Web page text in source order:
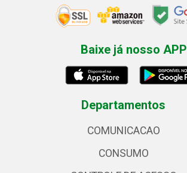
Baixe já nosso APP
Departamentos
COMUNICACAO
CONSUMO